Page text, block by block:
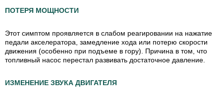
ПОТЕРЯ МОЩНОСТИ
Этот симптом проявляется в слабом реагировании на нажатие
педали акселератора, замедление хода или потерю скорости
движения (особенно при подъеме в гору). Причина в том, что
топливный насос перестал развивать достаточное давление.
ИЗМЕНЕНИЕ ЗВУКА ДВИГАТЕЛЯ